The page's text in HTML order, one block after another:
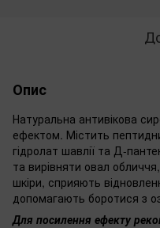
Опис
Натуральна антивікова
ефектом. Містить
гідролат шавлії та Д-
та вирівняти овал
шкіри, сприяють
допомагають боротися з
Для посилення ефекту